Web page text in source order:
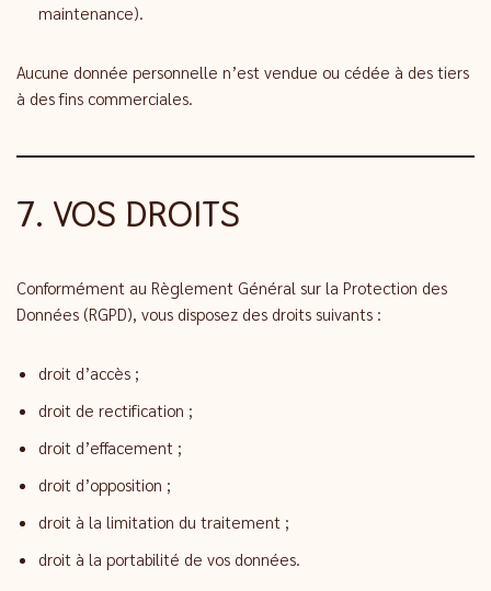
maintenance).
Aucune donnée personnelle n’est vendue ou cédée à des tiers
à des fins commerciales.
7. VOS DROITS
Conformément au Règlement Général sur la Protection des
Données (RGPD), vous disposez des droits suivants :
droit d’accès ;
droit de rectification ;
droit d’effacement ;
droit d’opposition ;
droit à la limitation du traitement ;
droit à la portabilité de vos données.